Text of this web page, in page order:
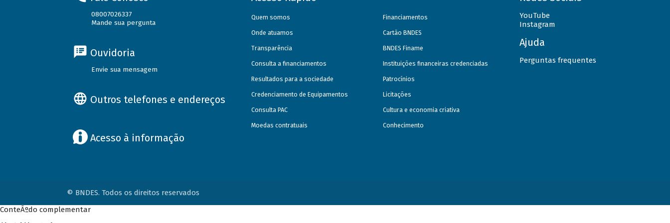
08007026337
Mande sua pergunta
Ouvidoria
Envie sua mensagem
Outros telefones e endereços
Acesso à informação
Quem somos
Onde atuamos
Transparência
Consulta a financiamentos
Resultados para a sociedade
Credenciamento de Equipamentos
Consulta PAC
Moedas contratuais
Financiamentos
Cartão BNDES
BNDES Finame
Instituições financeiras credenciadas
Patrocínios
Licitações
Cultura e economia criativa
Conhecimento
YouTube
Instagram
Ajuda
Perguntas frequentes
© BNDES. Todos os direitos reservados
ConteÃºdo complementar